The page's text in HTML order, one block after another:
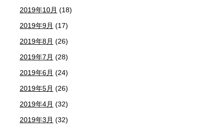
2019年10月 (18)
2019年9月 (17)
2019年8月 (26)
2019年7月 (28)
2019年6月 (24)
2019年5月 (26)
2019年4月 (32)
2019年3月 (32)